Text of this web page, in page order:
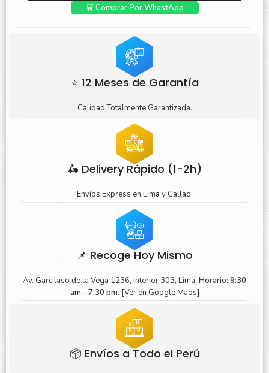
🛒 Comprar Por WhastApp
⭐ 12 Meses de Garantía
Calidad Totalmente Garantizada.
🛵 Delivery Rápido (1-2h)
Envíos Express en Lima y Callao.
📌 Recoge Hoy Mismo
Av. Garcilaso de la Vega 1236, Interior 303, Lima. Horario: 9:30
am - 7:30 pm. [Ver en Google Maps]
📦 Envíos a Todo el Perú